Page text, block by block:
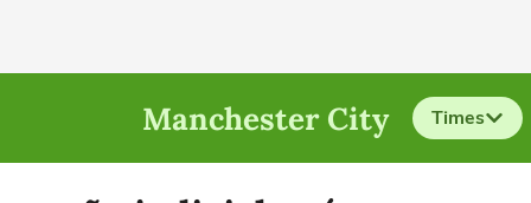
Manchester City Times